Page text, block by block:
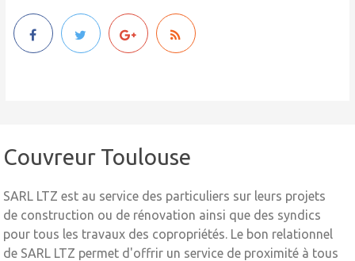
Couvreur Toulouse
SARL LTZ est au service des particuliers sur leurs projets
de construction ou de rénovation ainsi que des syndics
pour tous les travaux des copropriétés. Le bon relationnel
de SARL LTZ permet d'offrir un service de proximité à tous